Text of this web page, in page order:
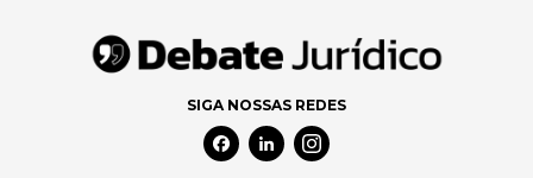
SIGA NOSSAS REDES
Facebook Social Media
Linkedin Social Media
Instagram Social Media